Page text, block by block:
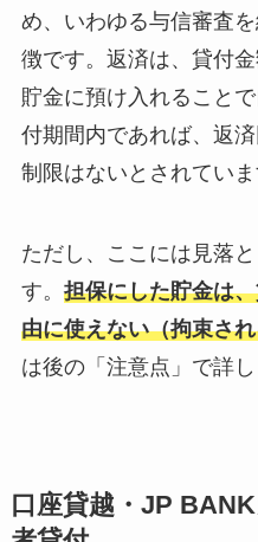
め、いわゆる与信審査
徴です。返済は、貸付
貯金に預け入れること
付期間内であれば、返
制限はないとされていま
ただし、ここには見落
す。 担保にした貯金は
由に使えない（拘束さ
は後の「注意点」で詳し
口座貸越・JP